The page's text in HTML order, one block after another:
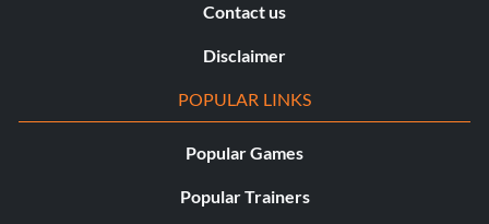
Contact us
Disclaimer
POPULAR LINKS
Popular Games
Popular Trainers